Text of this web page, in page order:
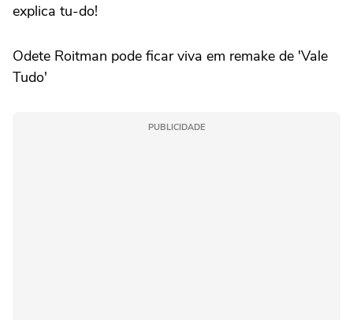
explica tu-do!
Odete Roitman pode ficar viva em remake de 'Vale
Tudo'
PUBLICIDADE